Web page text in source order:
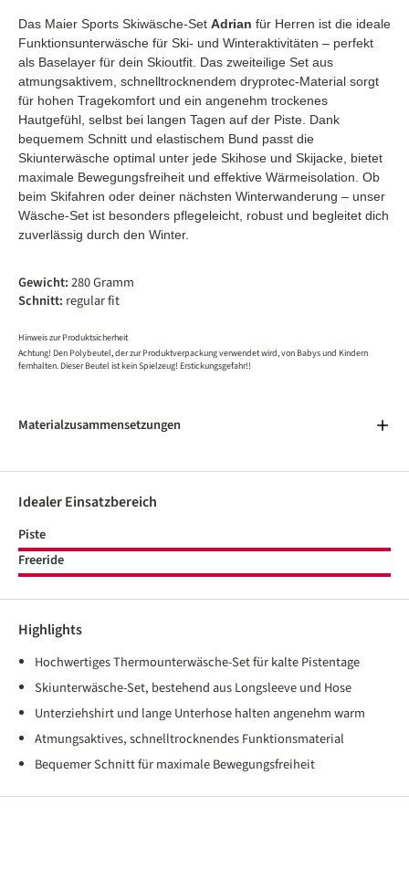
Das Maier Sports Skiwäsche-Set Adrian für Herren ist die ideale
Funktionsunterwäsche für Ski- und Winteraktivitäten – perfekt
als Baselayer für dein Skioutfit. Das zweiteilige Set aus
atmungsaktivem, schnelltrocknendem dryprotec-Material sorgt
für hohen Tragekomfort und ein angenehm trockenes
Hautgefühl, selbst bei langen Tagen auf der Piste. Dank
bequemem Schnitt und elastischem Bund passt die
Skiunterwäsche optimal unter jede Skihose und Skijacke, bietet
maximale Bewegungsfreiheit und effektive Wärmeisolation. Ob
beim Skifahren oder deiner nächsten Winterwanderung – unser
Wäsche-Set ist besonders pflegeleicht, robust und begleitet dich
zuverlässig durch den Winter.
Gewicht:280 Gramm
Schnitt: regular fit
Hinweis zur Produktsicherheit
Achtung! Den Polybeutel, der zur Produktverpackung verwendet wird, von Babys und Kindern
fernhalten. Dieser Beutel ist kein Spielzeug! Erstickungsgefahr!!
Materialzusammensetzungen
Idealer Einsatzbereich
Piste
Freeride
Highlights
Hochwertiges Thermounterwäsche-Set für kalte Pistentage
Skiunterwäsche-Set, bestehend aus Longsleeve und Hose
Unterziehshirt und lange Unterhose halten angenehm warm
Atmungsaktives, schnelltrocknendes Funktionsmaterial
Bequemer Schnitt für maximale Bewegungsfreiheit